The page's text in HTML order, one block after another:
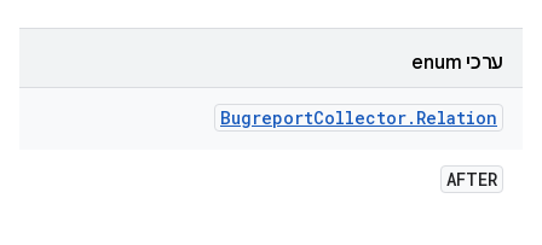
ערכי enum
BugreportCollector. Relation
AFTER